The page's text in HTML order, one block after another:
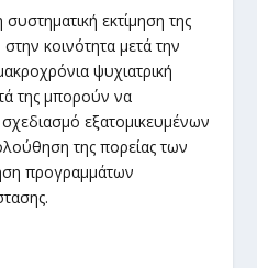
εκτίμηση της
κοινότητα μετά την
ψυχιατρική
της μπορούν να
εξατομικευμένων
της πορείας των
προγραμμάτων